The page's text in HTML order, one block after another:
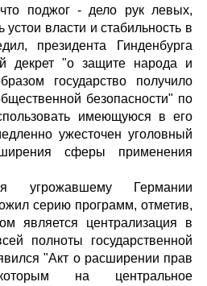
поджог - дело рук левых,
власти и стабильность в
президента Гинденбурга
декрет "о защите народа и
государство получило
безопасности" по
имеющуюся в его
ужесточен уголовный
сферы применения
угрожавшему Германии
серию программ, отметив,
является централизация в
полноты государственной
"Акт о расширении прав
на центральное